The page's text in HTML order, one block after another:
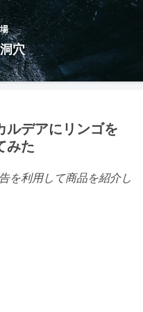
穴
ルデアにリンゴを
みた
を利用して商品を紹介し